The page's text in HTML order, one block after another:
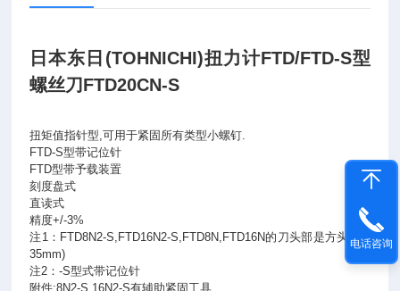
日本东日 (TOHNICHI)扭力计FTD/FTD-S型
螺丝刀 FTD20CN-S
扭矩值指针型,可用于紧固所有类型小螺钉.
FTD-S型带记位针
FTD型带予载装置
刻度盘式
直读式
精度+/-3%
注 1： FTD8N2-S,FTD16N2-S,FTD8N,FTD16N的刀头部是方头（6.
35mm)
注2 ：-S型式带记位针
附件:8N2-S,16N2-S有辅助紧固工具
电话咨询